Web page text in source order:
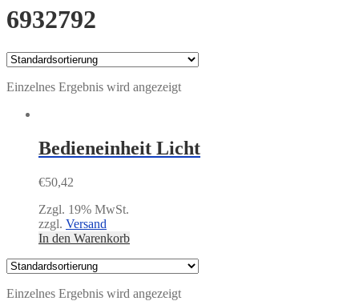
6932792
Einzelnes Ergebnis wird angezeigt
Bedieneinheit Licht
€50,42
Zzgl. 19% MwSt.
zzgl. Versand
In den Warenkorb
Einzelnes Ergebnis wird angezeigt